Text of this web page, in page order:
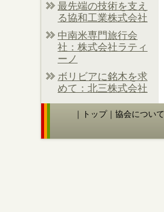
最先端の技術を支え
る協和工業株式会社
中南米専門旅行会
社：株式会社ラティ
ーノ
ボリビアに銘木を求
めて：北三株式会社
｜ トップ｜ 協会について